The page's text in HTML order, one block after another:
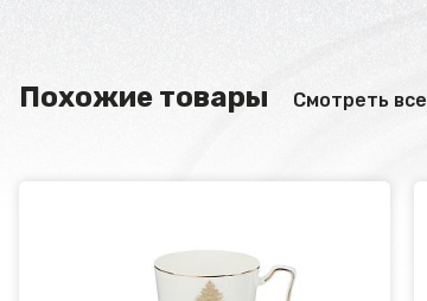
Похожие товары Смотреть все